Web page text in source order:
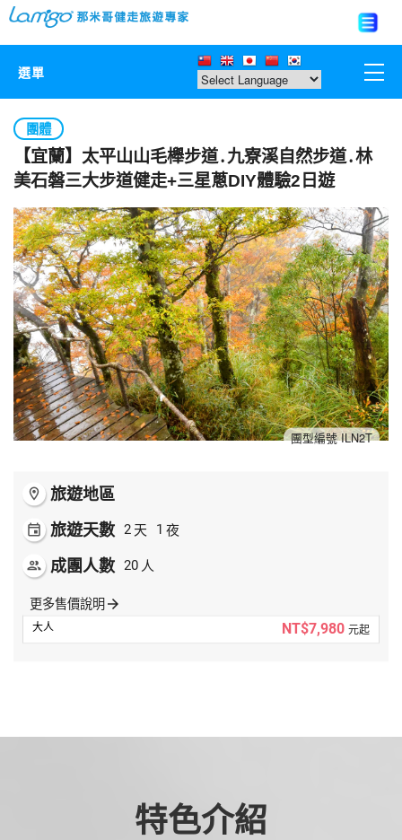
選單
那米哥莊園
中國
日本
亞洲韓國
歐美紐澳
台灣
夯講座
團體
【宜蘭】太平山山毛櫸步道․九寮溪自然步道․林
美石磐三大步道健走+三星蔥DIY體驗2日遊
團型編號 ILN2T
room 旅遊地區
event 旅遊天數 2 天 1 夜
people 成團人數 20 人
更多售價說明arrow_forward
NT$7,980 元起
特色介紹